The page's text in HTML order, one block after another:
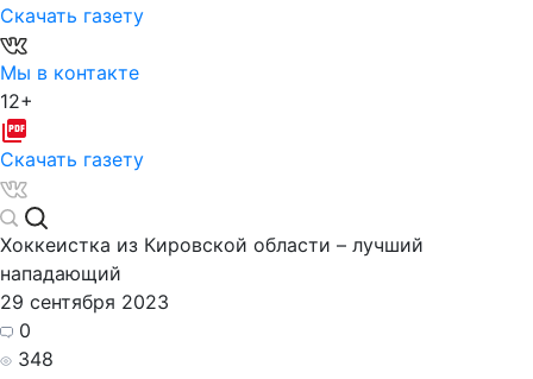
Скачать газету
Мы в контакте
12+
Скачать газету
Хоккеистка из Кировской области – лучший
нападающий
29 сентября 2023
0
348